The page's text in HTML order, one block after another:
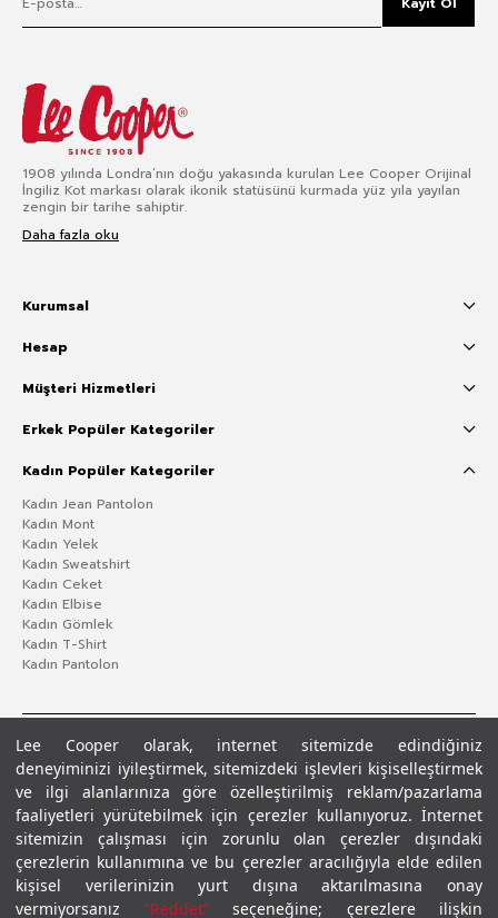
Lee Cooper olarak, internet sitemizde edindiğiniz
deneyiminizi iyileştirmek, sitemizdeki işlevleri kişiselleştirmek
ve ilgi alanlarınıza göre özelleştirilmiş reklam/pazarlama
faaliyetleri yürütebilmek için çerezler kullanıyoruz. İnternet
sitemizin çalışması için zorunlu olan çerezler dışındaki
çerezlerin kullanımına ve bu çerezler aracılığıyla elde edilen
kişisel verilerinizin yurt dışına aktarılmasına onay
vermiyorsanız “Reddet”seçeneğine; çerezlere ilişkin
1908 yılında Londra’nın doğu yakasında kurulan Lee Cooper Orijinal
İngiliz Kot markası olarak ikonik statüsünü kurmada yüz yıla yayılan
zengin bir tarihe sahiptir.
Daha fazla oku
Kurumsal
Hesap
Müşteri Hizmetleri
Erkek Popüler Kategoriler
Kadın Popüler Kategoriler
Kadın Jean Pantolon
Kadın Mont
Kadın Yelek
Kadın Sweatshirt
Kadın Ceket
Kadın Elbise
Kadın Gömlek
Kadın T-Shirt
Kadın Pantolon
Gizlilik PolitikasıÇerez Politikası KVKK Aydınlatma MetniŞartlar ve Koşullar
© 2026 Leecooper - Tüm Hakları Saklıdır.